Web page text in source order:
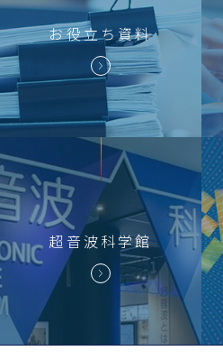
お役立ち 資料
超音波科学館